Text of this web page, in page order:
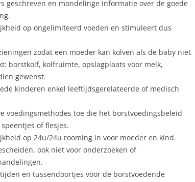
geschreven en mondelinge informatie over de goede
op ongelimiteerd voeden en stimuleert dus
zodat een moeder kan kolven als de baby niet
borstkolf, kolfruimte, opslagplaats voor melk,
gewenst.
kinderen enkel leeftijdsgerelateerde of medisch
voedingsmethodes toe die het borstvoedingsbeleid
of flesjes.
op 24u/24u rooming in voor moeder en kind.
ook niet voor onderzoeken of
en tussendoortjes voor de borstvoedende